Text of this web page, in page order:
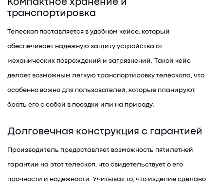
Компактное хранение и
транспортировка
Телескоп поставляется в удобном кейсе, который
обеспечивает надежную защиту устройства от
механических повреждений и загрязнений. Такой кейс
делает возможным легкую транспортировку телескопа, что
особенно важно для пользователей, которые планируют
брать его с собой в поездки или на природу.
Долговечная конструкция с гарантией
Производитель предоставляет возможность пятилетней
гарантии на этот телескоп, что свидетельствует о его
прочности и надежности. Учитывая то, что изделие сделано